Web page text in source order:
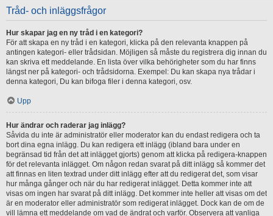
Tråd- och inläggsfrågor
Hur skapar jag en ny tråd i en kategori?
För att skapa en ny tråd i en kategori, klicka på den relevanta knappen på
antingen kategori- eller trådsidan. Möjligen så måste du registrera dig innan du
kan skriva ett meddelande. En lista över vilka behörigheter som du har finns
längst ner på kategori- och trådsidorna. Exempel: Du kan skapa nya trådar i
denna kategori, Du kan bifoga filer i denna kategori, osv.
Upp
Hur ändrar och raderar jag inlägg?
Såvida du inte är administratör eller moderator kan du endast redigera och ta
bort dina egna inlägg. Du kan redigera ett inlägg (ibland bara under en
begränsad tid från det att inlägget gjorts) genom att klicka på redigera-knappen
för det relevanta inlägget. Om någon redan svarat på ditt inlägg så kommer det
att finnas en liten textrad under ditt inlägg efter att du redigerat det, som visar
hur många gånger och när du har redigerat inlägget. Detta kommer inte att
visas om ingen har svarat på ditt inlägg. Det kommer inte heller att visas om det
är en moderator eller administratör som redigerat inlägget. Dock kan de om de
vill lämna ett meddelande om vad de ändrat och varför. Observera att vanliga